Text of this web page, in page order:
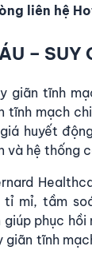
liên hệ
– SUY
giãn tĩnh
tĩnh mạch
huyết
và hệ thống
tỉ mỉ, tầm
phục
giãn tĩnh